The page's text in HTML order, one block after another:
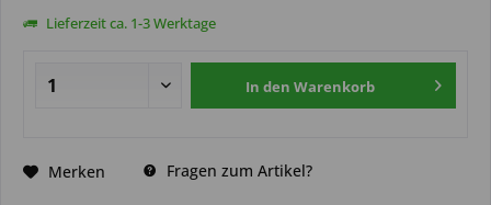
Lieferzeit ca. 1-3 Werktage
In den Warenkorb
Merken Fragen zum Artikel?